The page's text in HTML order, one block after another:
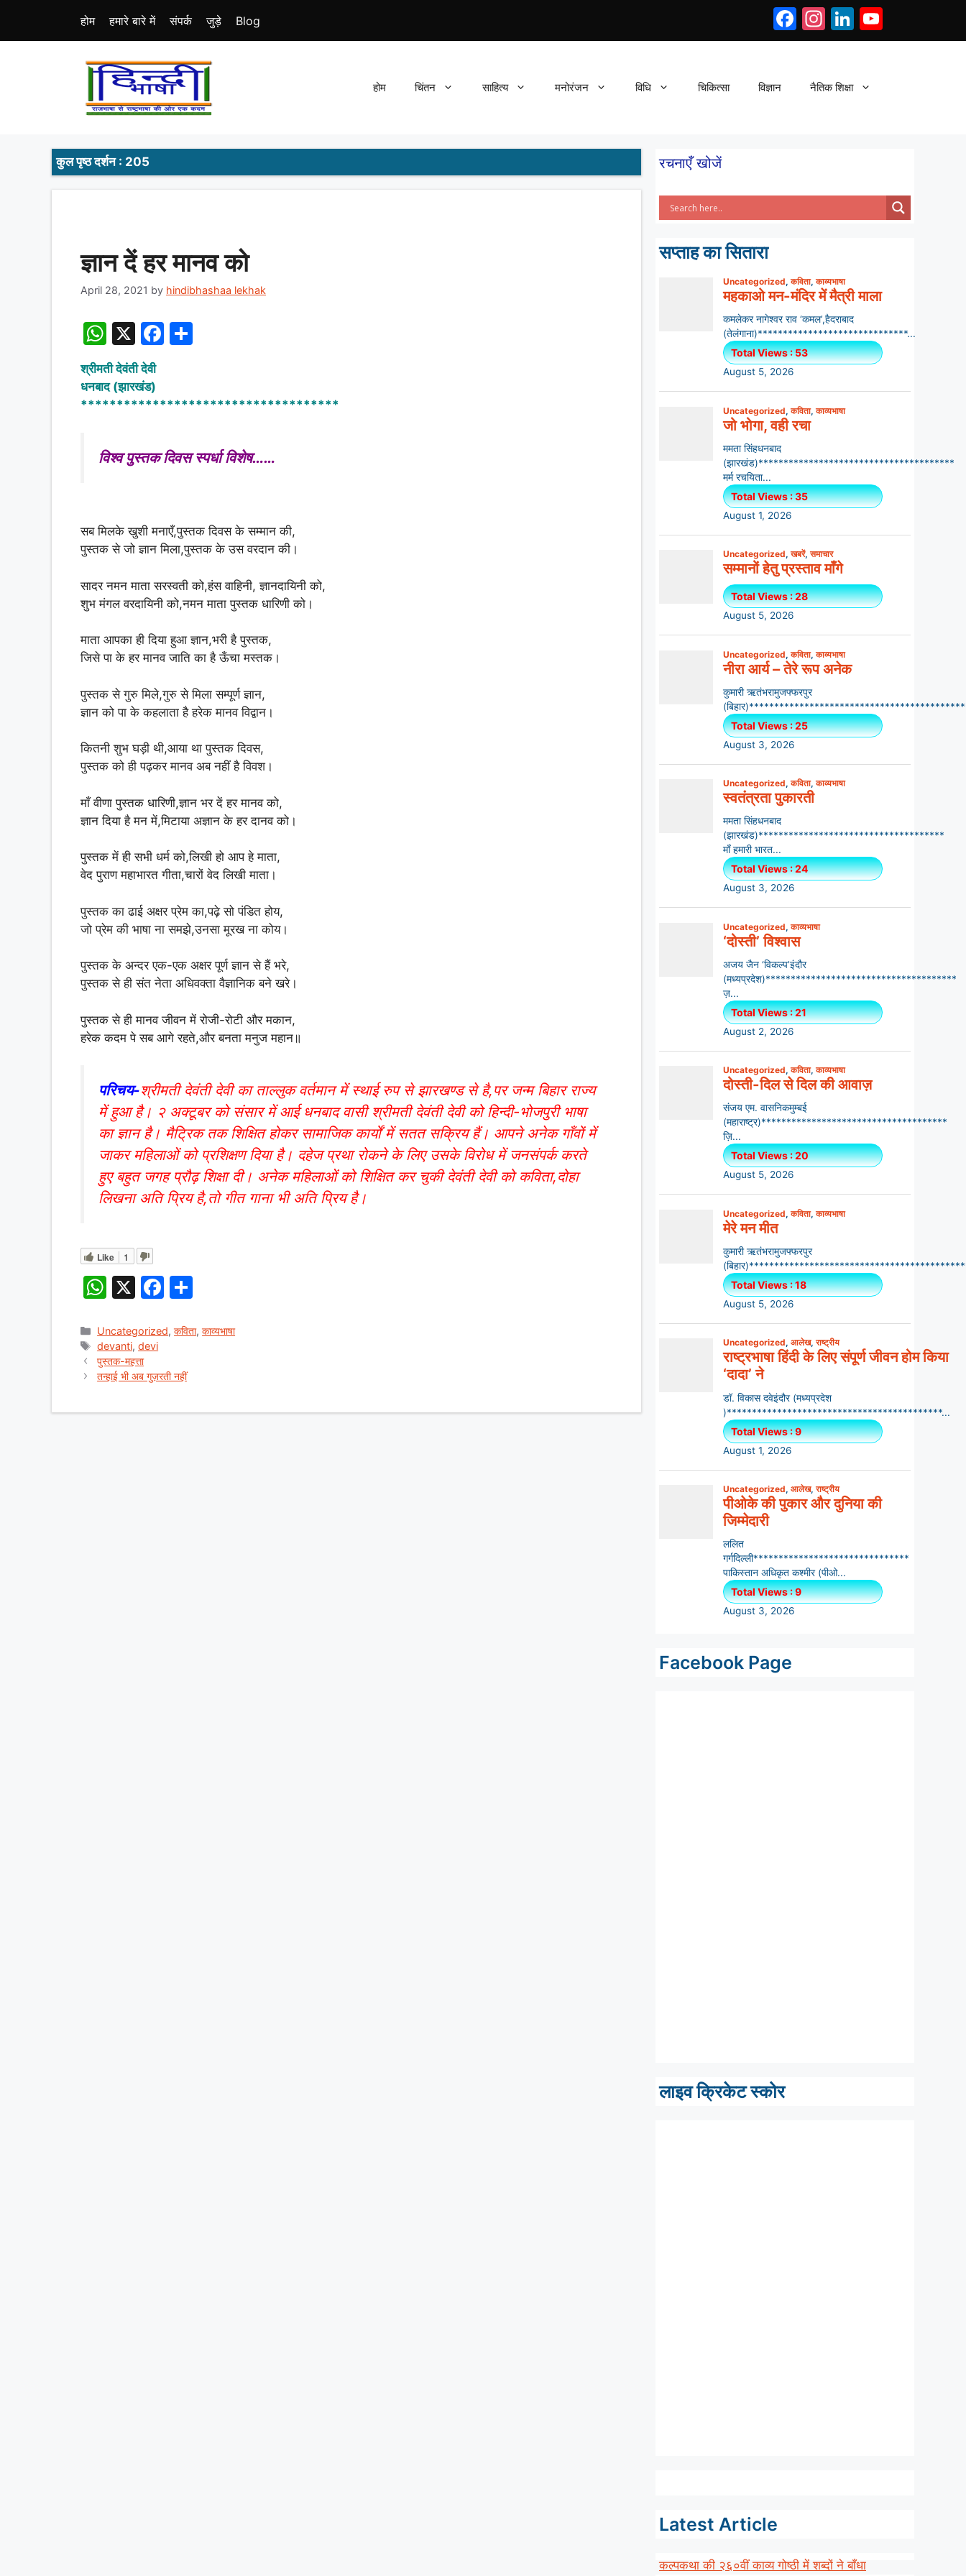
content
Facebook
Instagram
LinkedIn
होम हमारे बारे में संपर्क जुड़े Blog
होम चिंतन साहित्य मनोरंजन विधि चिकित्सा विज्ञान नैतिक शिक्षा
कुल पृष्ठ दर्शन : 205
ज्ञान दें हर मानव को
April 28, 2021 by hindibhashaa lekhak
W
h
at
s
p
p
X
F
e
o
o
e
श्रीमती देवंती देवी
धनबाद (झारखंड)
************************************
विश्व पुस्तक दिवस स्पर्धा विशेष……
सब मिलके खुशी मनाएँ,पुस्तक दिवस के सम्मान की,
पुस्तक से जो ज्ञान मिला,पुस्तक के उस वरदान की।
सादर नमन माता सरस्वती को,हंस वाहिनी, ज्ञानदायिनी को,
शुभ मंगल वरदायिनी को,नमन माता पुस्तक धारिणी को।
माता आपका ही दिया हुआ ज्ञान,भरी है पुस्तक,
जिसे पा के हर मानव जाति का है ऊँचा मस्तक।
पुस्तक से गुरु मिले,गुरु से मिला सम्पूर्ण ज्ञान,
ज्ञान को पा के कहलाता है हरेक मानव विद्वान।
कितनी शुभ घड़ी थी,आया था पुस्तक दिवस,
पुस्तक को ही पढ़कर मानव अब नहीं है विवश।
माँ वीणा पुस्तक धारिणी,ज्ञान भर दें हर मानव को,
ज्ञान दिया है मन में,मिटाया अज्ञान के हर दानव को।
पुस्तक में ही सभी धर्म को,लिखी हो आप हे माता,
वेद पुराण महाभारत गीता,चारों वेद लिखी माता।
पुस्तक का ढाई अक्षर प्रेम का,पढ़े सो पंडित होय,
जो प्रेम की भाषा ना समझे,उनसा मूरख ना कोय।
पुस्तक के अन्दर एक-एक अक्षर पूर्ण ज्ञान से हैं भरे,
पुस्तक से ही संत नेता अधिवक्ता वैज्ञानिक बने खरे।
पुस्तक से ही मानव जीवन में रोजी-रोटी और मकान,
हरेक कदम पे सब आगे रहते,और बनता मनुज महान॥
परिचय-श्रीमती देवंती देवी का ताल्लुक वर्तमान में स्थाई रुप से झारखण्ड से है,पर जन्म बिहार राज्य
में हुआ है। २ अक्टूबर को संसार में आई धनबाद वासी श्रीमती देवंती देवी को हिन्दी-भोजपुरी भाषा
का ज्ञान है। मैट्रिक तक शिक्षित होकर सामाजिक कार्यों में सतत सक्रिय हैं। आपने अनेक गाँवों में
जाकर महिलाओं को प्रशिक्षण दिया है। दहेज प्रथा रोकने के लिए उसके विरोध में जनसंपर्क करते
हुए बहुत जगह प्रौढ़ शिक्षा दी। अनेक महिलाओं को शिक्षित कर चुकी देवंती देवी को कविता,दोहा
लिखना अति प्रिय है,तो गीत गाना भी अति प्रिय है।
Like 1
W
at
s
A
X
F
c
b
ar
Categories
Uncategorized,कविता,काव्यभाषा
Tags
devanti,devi
पुस्तक-महत्ता
तन्हाई भी अब गुज़रती नहीं
रचनाएँ खोजें
सप्ताह का सितारा
Facebook Page
लाइव क्रिकेट स्कोर
Latest Article
कल्पकथा की २६०वीं काव्य गोष्ठी में शब्दों ने बाँधा